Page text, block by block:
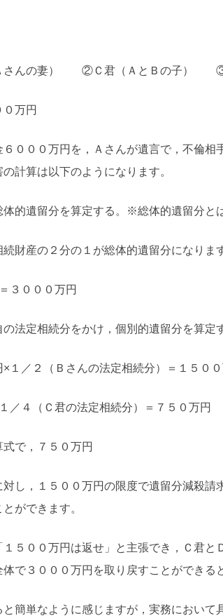
さんの妻） ②Ｃ君（ＡとＢの子） ③
万円
６０００万円を，Ａさんが遺言で，不倫相
計算は以下のようになります。
的遺留分を算定する。※総体的遺留分と
財産の２分の１が総体的遺留分になりま
３０００万円
法定相続分をかけ，個別的遺留分を算定
１／２（Ｂさんの法定相続分）＝１５００
／４（Ｃ君の法定相続分）＝７５０万円
で，７５０万円
対し，１５００万円の限度で遺留分減殺
ができます。
５００万円は返せ」と主張でき，Ｃ君
で３０００万円を取り戻すことができる
と簡単なように感じますが，実務におい